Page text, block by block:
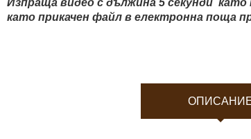
Спортни и смарт
Изпраща видео с дължина 5 секунди като
като прикачен файл в електронна поща